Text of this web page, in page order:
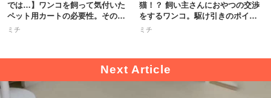
では…】ワンコを飼って気付いた
ペット用カートの必要性。その理
由は…
ミチ
猫！？ 飼い主さんにおやつの交渉
をするワンコ。駆け引きのポイン
トは…？
ミチ